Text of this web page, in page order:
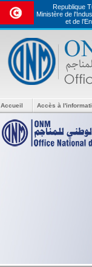
Republique
Ministère de
et de
Accueil Accès à